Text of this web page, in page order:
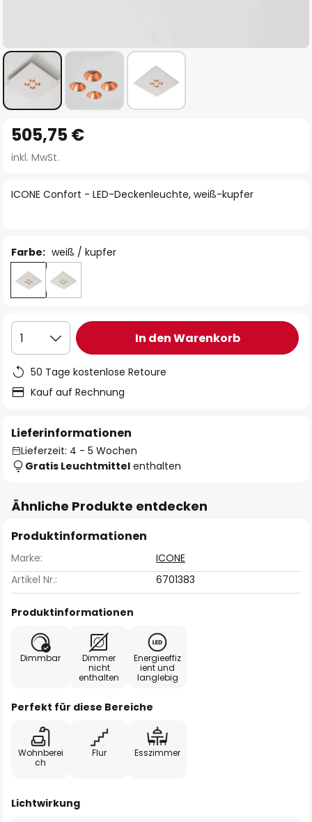
Anfang
der
springen
ICONE Confort - LED-Deckenleuchte, weiß-kupfer
505,75 €
inkl. MwSt.
Farbe: weiß / kupfer
1 In den Warenkorb
50 Tage kostenlose Retoure
Kauf auf Rechnung
Lieferinformationen
Lieferzeit: 4 - 5 Wochen
Gratis Leuchtmittel enthalten
Ähnliche Produkte entdecken
Produktinformationen
Marke:
ICONE
Artikel Nr.:
6701383
Produktinformationen
Dimmbar
Dimmer
nicht
enthalten
Energieeffiz
ient und
langlebig
Perfekt für diese Bereiche
Wohnberei
ch
Flur Esszimmer
Lichtwirkung